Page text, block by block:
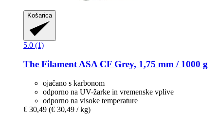
Košarica
5.0 (1)
The Filament ASA CF Grey, 1,75 mm / 1000 g
ojačano s karbonom
odporno na UV-žarke in vremenske vplive
odporno na visoke temperature
€ 30,49 (€ 30,49 / kg)